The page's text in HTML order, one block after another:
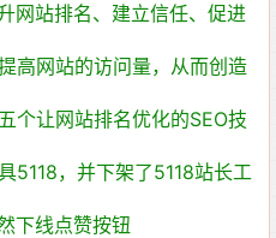
网站排名、建立信任、促进
高网站的访问量，从而创造
个让网站排名优化的SEO技
5118，并下架了5118站长工
下线点赞按钮